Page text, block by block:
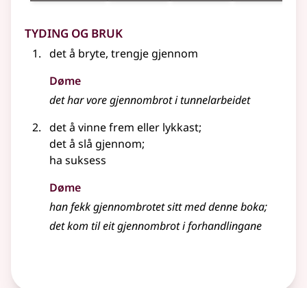
Tyding og bruk
det å bryte, trengje gjennom
Døme
det har voregjennombroti tunnelarbeidet
det å vinne frem eller lykkast;
det å slå gjennom;
ha suksess
Døme
han fekk gjennombrotet sitt med denne boka;
det kom til eit gjennombrot i forhandlingane